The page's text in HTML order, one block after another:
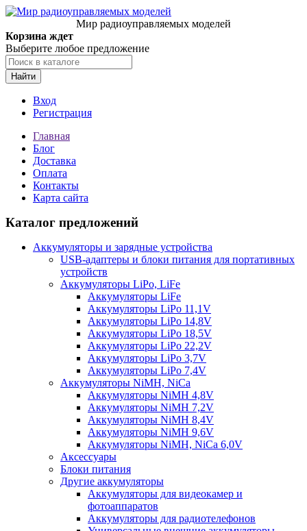
Мир радиоуправляемых моделей
Корзина ждет
Выберите любое предложение
Найти
Вход
Регистрация
Главная
Блог
Доставка
Оплата
Контакты
Карта сайта
Каталог предложений
Аккумуляторы и зарядные устройства
USB-адаптеры и блоки питания для портативных
устройств
Аккумуляторы LiPo, LiFe
Аккумуляторы LiFe
Аккумуляторы LiPo 11,1V
Аккумуляторы LiPo 14,8V
Аккумуляторы LiPo 18,5V
Аккумуляторы LiPo 22,2V
Аккумуляторы LiPo 3,7V
Аккумуляторы LiPo 7,4V
Аккумуляторы NiMH, NiCa
Аккумуляторы NiMH 4,8V
Аккумуляторы NiMH 7,2V
Аккумуляторы NiMH 8,4V
Аккумуляторы NiMH 9,6V
Аккумуляторы NiMH, NiCa 6,0V
Аксессуары
Блоки питания
Другие аккумуляторы
Аккумуляторы для видеокамер и
фотоаппаратов
Аккумуляторы для радиотелефонов